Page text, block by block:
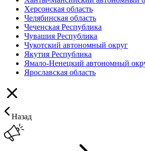
Херсонская область
Челябинская область
Чеченская Республика
Чувашия Республика
Чукотский автономный округ
Якутия Республика
Ямало-Ненецкий автономный
Ярославская область
Назад